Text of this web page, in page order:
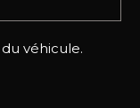
véhicule.